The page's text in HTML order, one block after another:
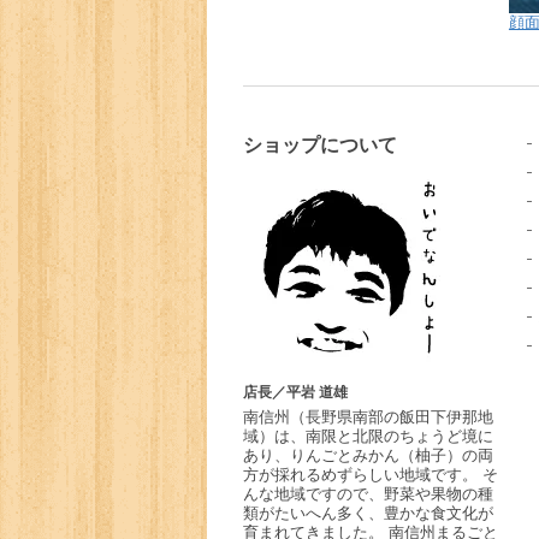
顔
ショップについて
店長／平岩 道雄
南信州
（長野県南部の飯田下伊那地
域）は、南限と北限のちょうど境に
あり、りんごとみかん（柚子）の両
方が採れるめずらしい地域です。 そ
んな地域ですので、野菜や果物の種
類がたいへん多く、豊かな食文化が
育まれてきました。 南信州まるごと